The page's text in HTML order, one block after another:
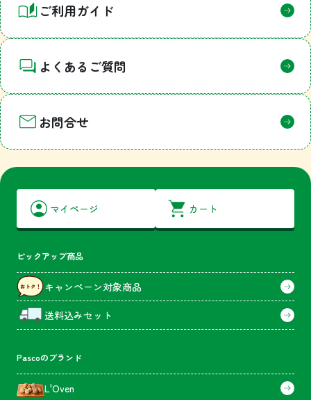
ご利用ガイド
よくあるご質問
お問合せ
マイページ カート
ピックアップ商品
キャンペーン対象商品
送料込みセット
Pascoのブランド
L'Oven